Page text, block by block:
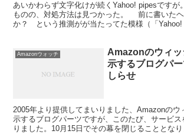
あいかわらず文字化けが続くYahoo! pipesですが
ものの、対処方法は見つかった。 前に書いた
か？ という推測がが当たってた模様（「Yahoo!
Amazonウォッチ
Amazonのウィ
示するブログパ
しらせ
2005年より提供してまいりました、Amazonのウ
示するブログパーツですが、このたび、サービ
りました。10月15日でその幕を閉じることとな